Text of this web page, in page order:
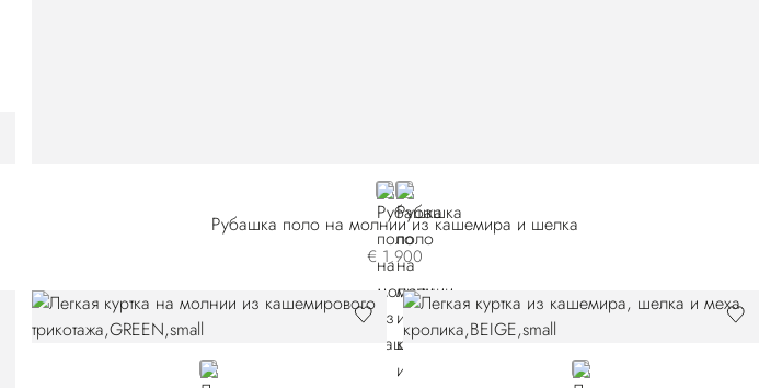
BLUEBROWN
Рубашка поло на молнии из кашемира и шелка
€ 1.900
GREEN
BEIGE